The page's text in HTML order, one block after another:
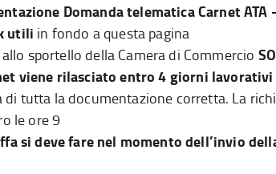
Domanda telematica Carnet ATA
utili in fondo a questa pagina
sportello della Camera di Commercio
viene rilasciato entro 4 giorni lavorativi
tutta la documentazione corretta. La
le ore 9
si deve fare nel momento dell’invio